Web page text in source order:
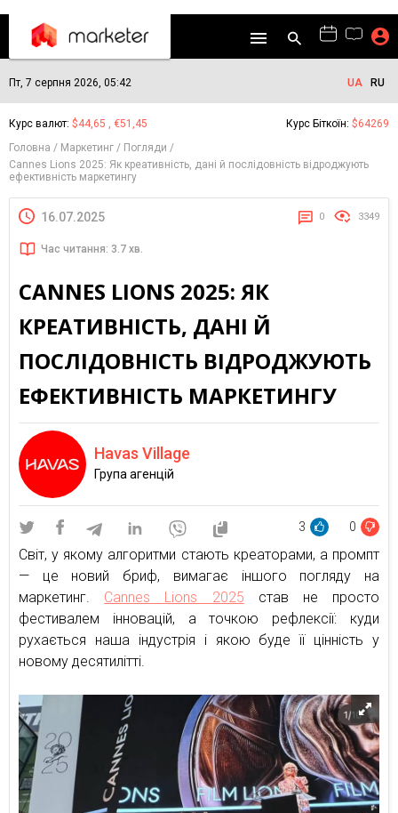
Пт, 7 серпня 2026, 05:42 UA RU
Курс валют: $44,65 , €51,45 Курс Біткоїн: $64269
Головна
Маркетинг
Погляди
Cannes Lions 2025: Як креативність, дані й послідовність відроджують
ефективність маркетингу
16.07.2025 0 3349
Час читання: 3.7 хв.
CANNES LIONS 2025: ЯК
КРЕАТИВНІСТЬ, ДАНІ Й
ПОСЛІДОВНІСТЬ ВІДРОДЖУЮТЬ
ЕФЕКТИВНІСТЬ МАРКЕТИНГУ
Havas Village
Група агенцій
3 0
Світ, у якому алгоритми стають креаторами, а промпт
— це новий бриф, вимагає іншого погляду на
маркетинг. Cannes Lions 2025 став не просто
фестивалем інновацій, а точкою рефлексії: куди
рухається наша індустрія і якою буде її цінність у
новому десятилітті.